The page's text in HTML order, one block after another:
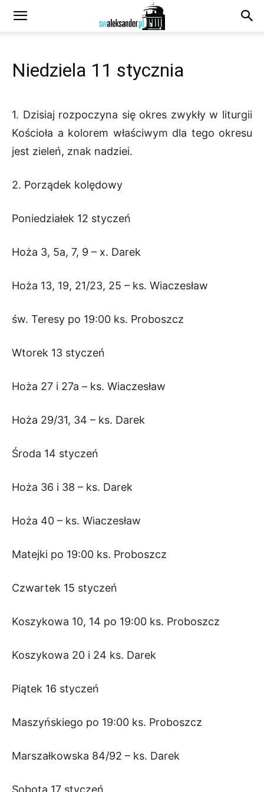
Niedziela 11 stycznia
1. Dzisiaj rozpoczyna się okres zwykły w liturgii
Kościoła a kolorem właściwym dla tego okresu
jest zieleń, znak nadziei.
2. Porządek kolędowy
Poniedziałek 12 styczeń
Hoża 3, 5a, 7, 9 – x. Darek
Hoża 13, 19, 21/23, 25 – ks. Wiaczesław
św. Teresy po 19:00 ks. Proboszcz
Wtorek 13 styczeń
Hoża 27 i 27a – ks. Wiaczesław
Hoża 29/31, 34 – ks. Darek
Środa 14 styczeń
Hoża 36 i 38 – ks. Darek
Hoża 40 – ks. Wiaczesław
Matejki po 19:00 ks. Proboszcz
Czwartek 15 styczeń
Koszykowa 10, 14 po 19:00 ks. Proboszcz
Koszykowa 20 i 24 ks. Darek
Piątek 16 styczeń
Maszyńskiego po 19:00 ks. Proboszcz
Marszałkowska 84/92 – ks. Darek
Sobota 17 styczeń